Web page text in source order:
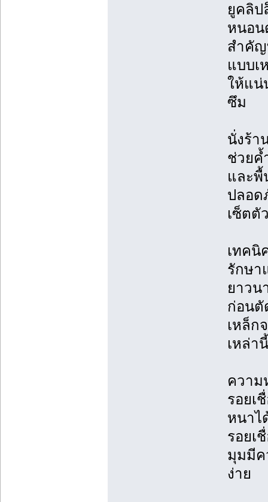
ยูคลิป
หนอน
สำคัญ
แบบเ
ให้แน่
ซึม
นั่งร้า
ช่วยค้
และพื้
ปลอด
เซ็ตตั
เทคนิ
รักษา
ยาวน
ก่อนตั
เหล็ก
เหล่า
ความ
รอยเ
หนาไ
รอยเ
มุมมีค
ง่าย